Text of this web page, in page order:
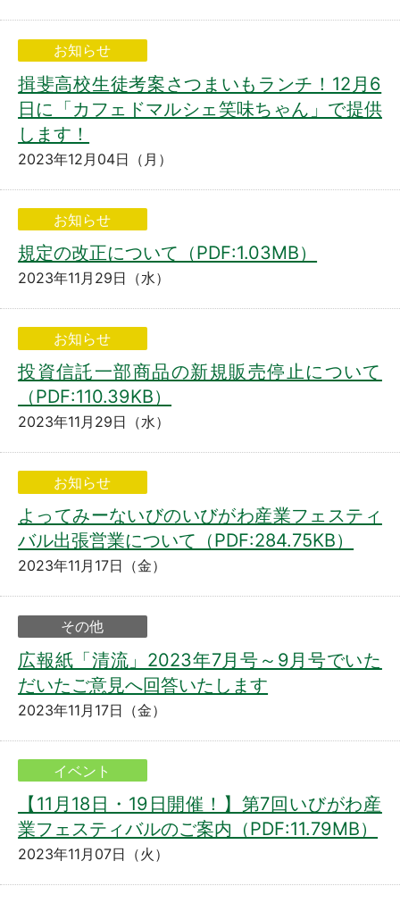
お知らせ
揖斐高校生徒考案さつまいもランチ！12月6
日に「カフェドマルシェ笑味ちゃん」で提供
します！
2023年12月04日（月）
お知らせ
規定の改正について（PDF:1.03MB）
2023年11月29日（水）
お知らせ
投資信託一部商品の新規販売停止について
（PDF:110.39KB）
2023年11月29日（水）
お知らせ
よってみーないびのいびがわ産業フェスティ
バル出張営業について（PDF:284.75KB）
2023年11月17日（金）
その他
広報紙「清流」2023年7月号～9月号でいた
だいたご意見へ回答いたします
2023年11月17日（金）
イベント
【11月18日・19日開催！】第7回いびがわ産
業フェスティバルのご案内（PDF:11.79MB）
2023年11月07日（火）